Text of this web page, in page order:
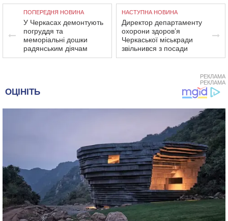
ПОПЕРЕДНЯ НОВИНА
У Черкасах демонтують
погруддя та
меморіальні дошки
радянським діячам
НАСТУПНА НОВИНА
Директор департаменту
охорони здоров’я
Черкаської міськради
звільнився з посади
РЕКЛАМА
РЕКЛАМА